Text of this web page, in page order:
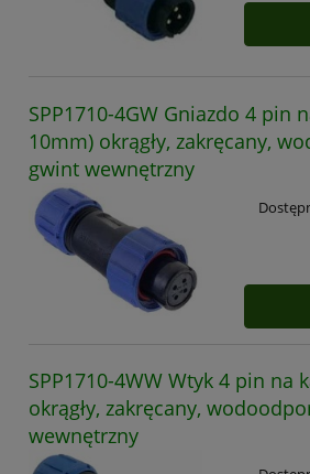
SPP1710-4GW Gniazdo 4 pin
10mm) okrągły, zakręcany,
gwint wewnętrzny
SPP1710-4WW Wtyk 4 pin na
okrągły, zakręcany,
wewnętrzny